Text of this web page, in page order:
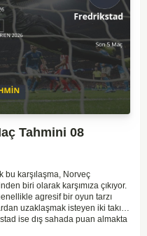
Tahmini 08
bu karşılaşma, Norveç
biri olarak karşımıza çıkıyor.
agresif bir oyun tarzı
uzaklaşmak isteyen iki takım
ise dış sahada puan almakta